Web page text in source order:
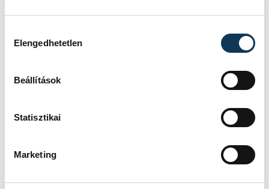
Elengedhetetlen
Beállítások
Statisztikai
Marketing
sport